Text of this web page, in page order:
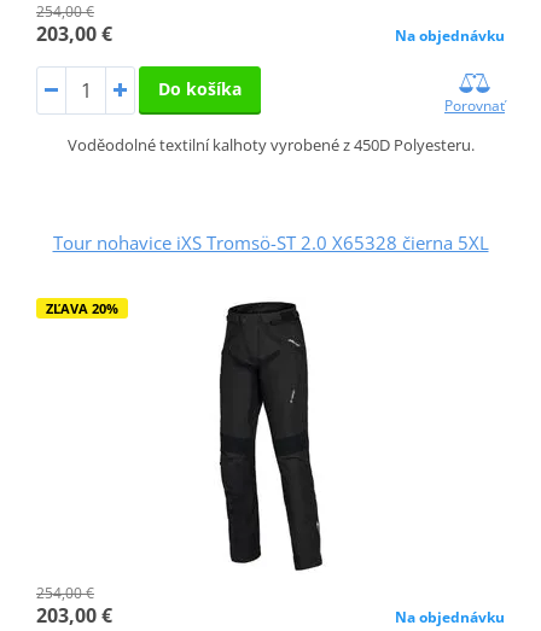
254,00 €
203,00 € Na objednávku
Do košíka
Porovnať
Voděodolné textilní kalhoty vyrobené z 450D Polyesteru.
Tour nohavice iXS Tromsö-ST 2.0 X65328 čierna 5XL
ZĽAVA 20%
254,00 €
203,00 € Na objednávku